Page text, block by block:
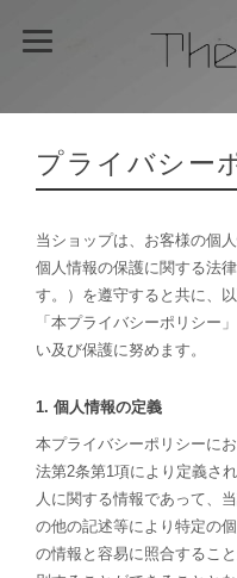
プライバシー
当ショップは、お客様の個
個人情報の保護に関する法
す。）を遵守すると共に、
「本プライバシーポリシー
い及び保護に努めます。
1. 個人情報の定義
本プライバシーポリシーに
法第2条第1項により定義さ
人に関する情報であって、
の他の記述等により特定の
の情報と容易に照合するこ